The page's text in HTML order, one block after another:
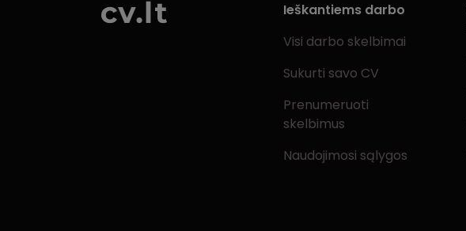
Ieškantiems darbo
Visi darbo skelbimai
Sukurti savo CV
Prenumeruoti
skelbimus
Naudojimosi sąlygos